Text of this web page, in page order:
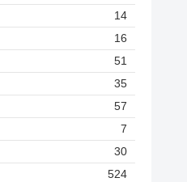
14
16
51
35
57
7
30
524